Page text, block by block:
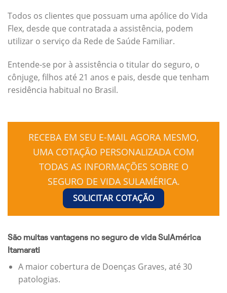
Todos os clientes que possuam uma apólice do Vida
Flex, desde que contratada a assistência, podem
utilizar o serviço da Rede de Saúde Familiar.
Entende-se por à assistência o titular do seguro, o
cônjuge, filhos até 21 anos e pais, desde que tenham
residência habitual no Brasil.
RECEBA EM SEU E-MAIL AGORA MESMO,
UMA COTAÇÃO PERSONALIZADA COM
TODAS AS INFORMAÇÕES SOBRE O
SEGURO DE VIDA SULAMÉRICA.
SOLICITAR COTAÇÃO
São muitas vantagens no seguro de vida SulAmérica
Itamarati
A maior cobertura de Doenças Graves, até 30
patologias.